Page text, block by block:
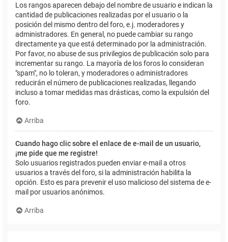
Los rangos aparecen debajo del nombre de usuario e indican la
cantidad de publicaciones realizadas por el usuario o la
posición del mismo dentro del foro, e.j. moderadores y
administradores. En general, no puede cambiar su rango
directamente ya que está determinado por la administración.
Por favor, no abuse de sus privilegios de publicación solo para
incrementar su rango. La mayoría de los foros lo consideran
"spam", no lo toleran, y moderadores o administradores
reducirán el número de publicaciones realizadas, llegando
incluso a tomar medidas mas drásticas, como la expulsión del
foro.
Arriba
Cuando hago clic sobre el enlace de e-mail de un usuario,
¡me pide que me registre!
Solo usuarios registrados pueden enviar e-mail a otros
usuarios a través del foro, si la administración habilita la
opción. Esto es para prevenir el uso malicioso del sistema de e-
mail por usuarios anónimos.
Arriba